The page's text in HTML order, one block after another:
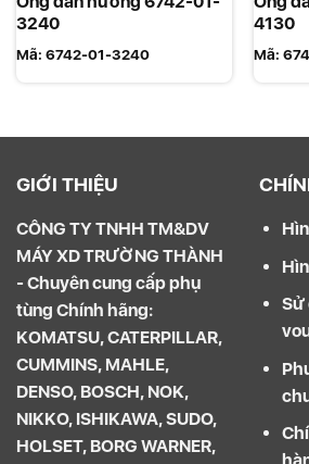
3240
Mã: 6742-01-3240
4130
Mã:
GIỚI THIỆU
CÔNG TY TNHH TM&DV
MÁY XD TRƯỜNG THÀNH
- Chuyên cung cấp phụ
tùng Chính hãng:
KOMATSU, CATERPILLAR,
CUMMINS, MAHLE,
DENSO, BOSCH, NOK,
NIKKO, ISHIKAWA, SUDO,
HOLSET, BORG WARNER,
Sử